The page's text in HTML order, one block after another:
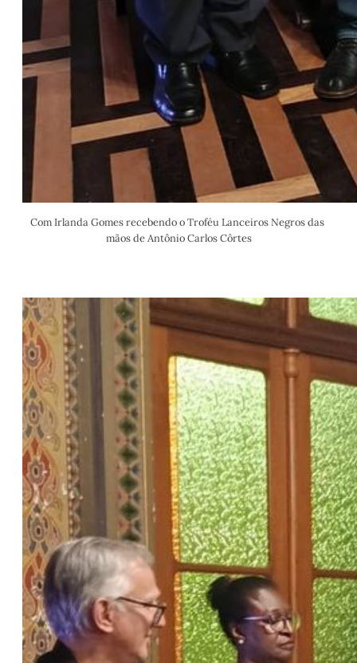
Com Irlanda Gomes recebendo o Troféu Lanceiros Negros das
mãos de Antônio Carlos Côrtes